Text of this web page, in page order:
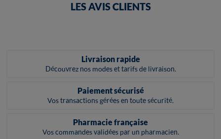
LES AVIS CLIENTS
Livraison rapide
Découvrez nos modes et tarifs de livraison.
Paiement sécurisé
Vos transactions gérées en toute sécurité.
Pharmacie française
Vos commandes validées par un pharmacien.